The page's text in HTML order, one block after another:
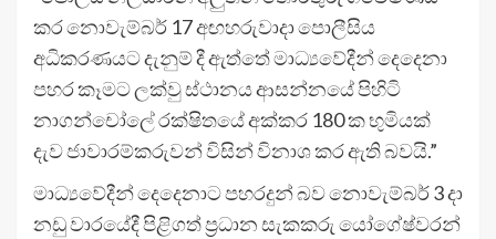
කර නොවැම්බර් 17 අඟහරුවාදා පොලීසිය
අධිකරණයට දැනුම් දී ඇත්තේ මාධ්‍යවේදීන් දෙදෙනා
පහර කෑමට ලක්වු ස්ථානය ආසන්නයේ පිහිටි
නාගන්චෝලේ රක්ෂිතයේ අක්කර 180 ක භුමියක්
දැව ජාවාරම්කරුවන් විසින් විනාශ කර ඇති බවයි.”
මාධ්‍යවේදීන් දෙදෙනාට පහරදුන් බව නොවැම්බර් 3 දා
නඩු වාරයේදී පිළිගත් ප්‍රධාන සැකකරු යෝගේෂ්වරන්